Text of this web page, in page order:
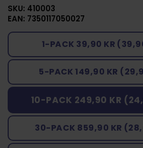
SKU: 410003
EAN: 7350117050027
1-PACK 39,90 KR
5-PACK 149,90 KR
10-PACK 249,90 KR
30-PACK 859,90 KR